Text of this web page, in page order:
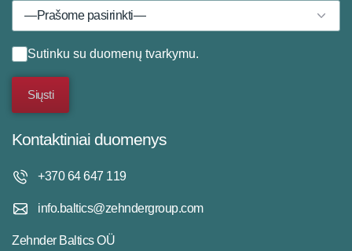
Sutinku su duomenų tvarkymu.
Kontaktiniai duomenys
+370 64 647 119
info.baltics@zehndergroup.com
Zehnder Baltics OÜ